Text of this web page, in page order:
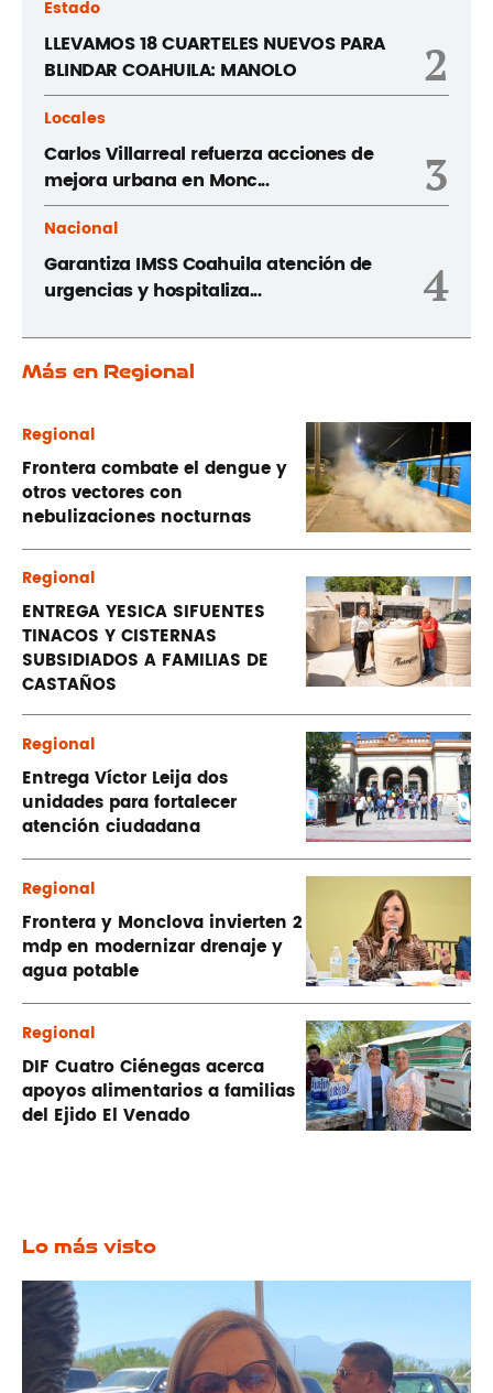
Estado
LLEVAMOS 18 CUARTELES NUEVOS PARA
BLINDAR COAHUILA: MANOLO
2
Locales
Carlos Villarreal refuerza acciones de
mejora urbana en Monc...
3
Nacional
Garantiza IMSS Coahuila atención de
urgencias y hospitaliza...
4
Más en Regional
Regional
Frontera combate el dengue y
otros vectores con
nebulizaciones nocturnas
Regional
ENTREGA YESICA SIFUENTES
TINACOS Y CISTERNAS
SUBSIDIADOS A FAMILIAS DE
CASTAÑOS
Regional
Entrega Víctor Leija dos
unidades para fortalecer
atención ciudadana
Regional
Frontera y Monclova invierten 2
mdp en modernizar drenaje y
agua potable
Regional
DIF Cuatro Ciénegas acerca
apoyos alimentarios a familias
del Ejido El Venado
Lo más visto